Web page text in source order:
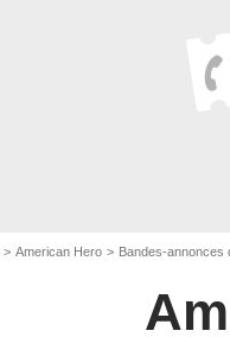
American Hero Bandes-annonces